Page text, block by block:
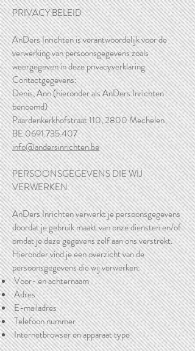
PRIVACY BELEID
AnDers Inrichten is verantwoordelijk voor de
verwerking van persoonsgegevens zoals
weergegeven in deze privacyverklaring.
Contactgegevens:
Denis, Ann (hieronder als AnDers Inrichten
benoemd)
Paardenkerkhofstraat 110, 2800 Mechelen
BE0691.735.407
info@andersinrichten.be
PERSOONSGEGEVENS DIE WIJ
VERWERKEN
AnDers Inrichten verwerkt je persoonsgegevens
doordat je gebruik maakt van onze diensten en/of
omdat je deze gegevens zelf aan ons verstrekt.
Hieronder vind je een overzicht van de
persoonsgegevens die wij verwerken:
Voor- en achternaam
Adres
E-mailadres
Telefoon nummer
Internetbrowser en apparaat type